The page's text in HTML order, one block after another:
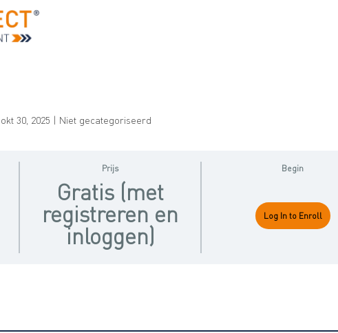
okt 30, 2025 | Niet gecategoriseerd
Prijs
Gratis (met
registreren en
inloggen)
Begin
Log In to Enroll